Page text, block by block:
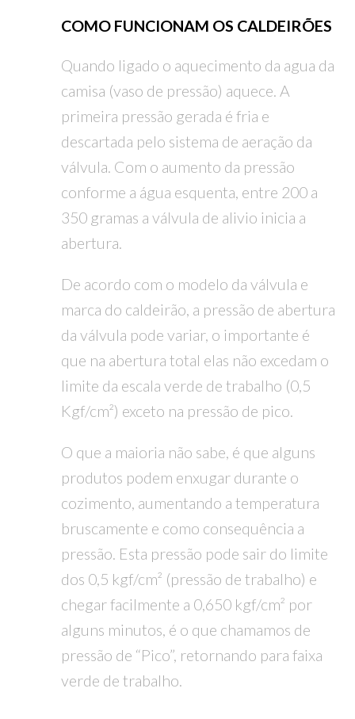
COMO FUNCIONAM OS CALDEIRÕES
Quando ligado o aquecimento da agua da
camisa (vaso de pressão) aquece. A
primeira pressão gerada é fria e
descartada pelo sistema de aeração da
válvula. Com o aumento da pressão
conforme a água esquenta, entre 200 a
350 gramas a válvula de alivio inicia a
abertura.
De acordo com o modelo da válvula e
marca do caldeirão, a pressão de abertura
da válvula pode variar, o importante é
que na abertura total elas não excedam o
limite da escala verde de trabalho (0,5
Kgf/cm²) exceto na pressão de pico.
O que a maioria não sabe, é que alguns
produtos podem enxugar durante o
cozimento, aumentando a temperatura
bruscamente e como consequência a
pressão. Esta pressão pode sair do limite
dos 0,5 kgf/cm² (pressão de trabalho) e
chegar facilmente a 0,650 kgf/cm² por
alguns minutos, é o que chamamos de
pressão de “Pico”, retornando para faixa
verde de trabalho.